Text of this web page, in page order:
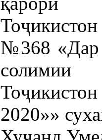
№368 «Дар
2020»»